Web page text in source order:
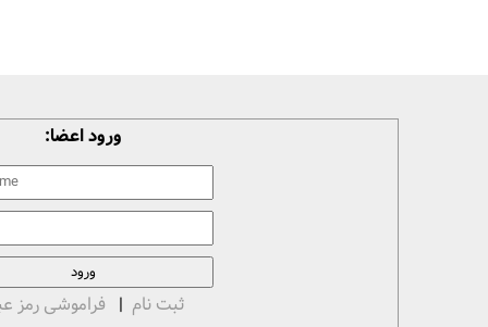
ورود اعضا:
ثبت نام | فراموشی رمز